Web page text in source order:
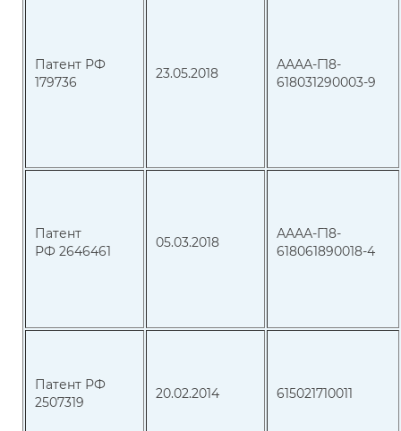
Патент РФ
179736
23.05.2018
АААА-Г18-
618031290003-9
Патент
РФ 2646461
05.03.2018
АААА-Г18-
618061890018-4
Патент РФ
2507319
20.02.2014 615021710011